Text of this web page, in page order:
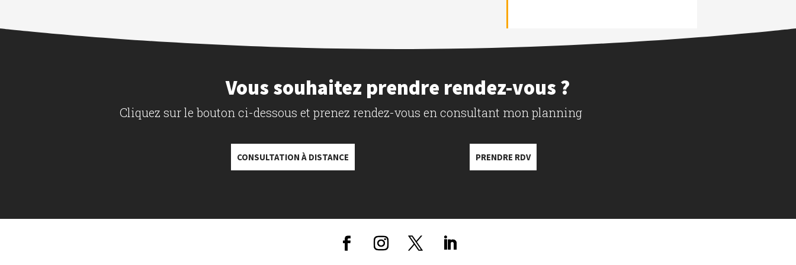
Vous souhaitez prendre rendez-vous ?
Cliquez sur le bouton ci-dessous et prenez rendez-vous en consultant mon planning
CONSULTATION À DISTANCE PRENDRE RDV